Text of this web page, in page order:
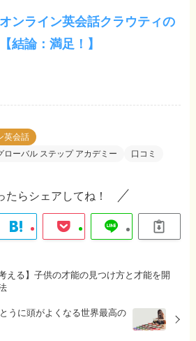
ンライン英会話クラウティの
結論：満足！】
英会話
ローバル ステップ アカデミー 口コミ
たらシェアしてね！
える】子供の才能の見つけ方と才能を開
うに頭がよくなる世界最高の